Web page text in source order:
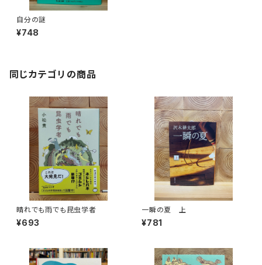
自分の謎
¥748
同じカテゴリの商品
晴れでも雨でも昆虫学者
¥693
一瞬の夏 上
¥781